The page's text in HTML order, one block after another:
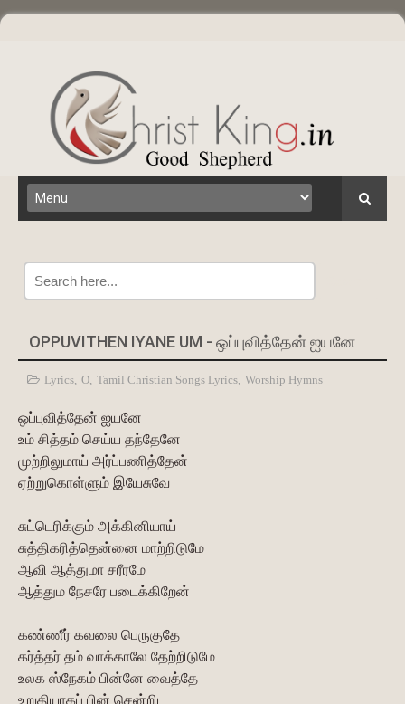
OPPUVITHEN IYANE UM - ஒப்புவித்தேன் ஐயனே
Lyrics, O, Tamil Christian Songs Lyrics, Worship Hymns
ஒப்புவித்தேன் ஐயனே
உம் சித்தம் செய்ய தந்தேனே
முற்றிலுமாய் அர்ப்பணித்தேன்
ஏற்றுகொள்ளும் இயேசுவே
சுட்டெரிக்கும் அக்கினியாய்
சுத்திகரித்தென்னை மாற்றிடுமே
ஆவி ஆத்துமா சரீரமே
ஆத்தும நேசரே படைக்கிறேன்
கண்ணீர் கவலை பெருகுதே
கர்த்தர் தம் வாக்காலே தேற்றிடுமே
உலக ஸ்நேகம் பின்னே வைத்தே
உறுதியாகப் பின் சென்றிட